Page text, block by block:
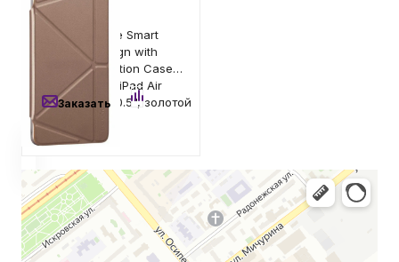
Автомобильные аксессуары
Сервисный центр Apple в Самаре
Аудио
1 500
Чехол The Core Smart
Super-slim Design with
Magnetic sensation Case
Gold для Apple iPad Air
10.5"/iPad Pro 10.5", золотой
Заказать